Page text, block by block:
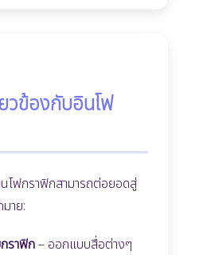
วข้องกับอินโฟ
นโฟกราฟิกสามารถต่อยอดสู่
าย:
ราฟิก– ออกแบบสื่อต่างๆ